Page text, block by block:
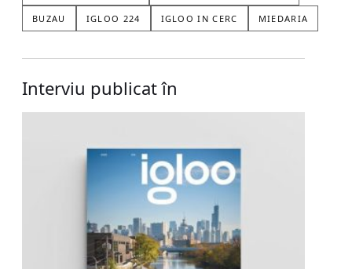
BUZAU IGLOO 224 IGLOO IN CERC MIEDARIA
Interviu publicat în